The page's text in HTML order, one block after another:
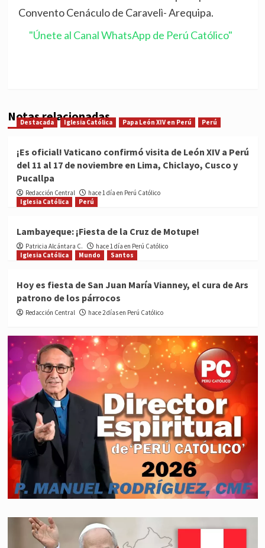
Convento Cenáculo de Caravelì- Arequipa.
"Únete al Canal WhatsApp de Perú Católico"
Notas relacionadas
Destacada Iglesia Católica Papa León XIV en Perú Perú
¡Es oficial! Vaticano confirmó visita de León XIV a Perú
del 11 al 17 de noviembre en Lima, Chiclayo, Cusco y
Pucallpa
Redacción Central
hace 1 día en Perú Católico
Iglesia Católica
Perú
Lambayeque: ¡Fiesta de la Cruz de Motupe!
Patricia Alcántara C.
hace 1 día en Perú Católico
Iglesia Católica
Mundo Santos
Hoy es fiesta de San Juan María Vianney, el cura de Ars
patrono de los párrocos
Redacción Central hace 2 días en Perú Católico